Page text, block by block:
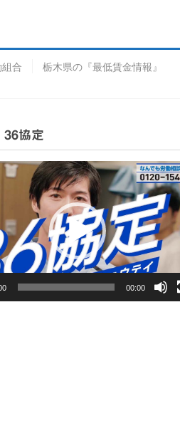
合
栃木県の『最低賃金情報』
36協定
00:00